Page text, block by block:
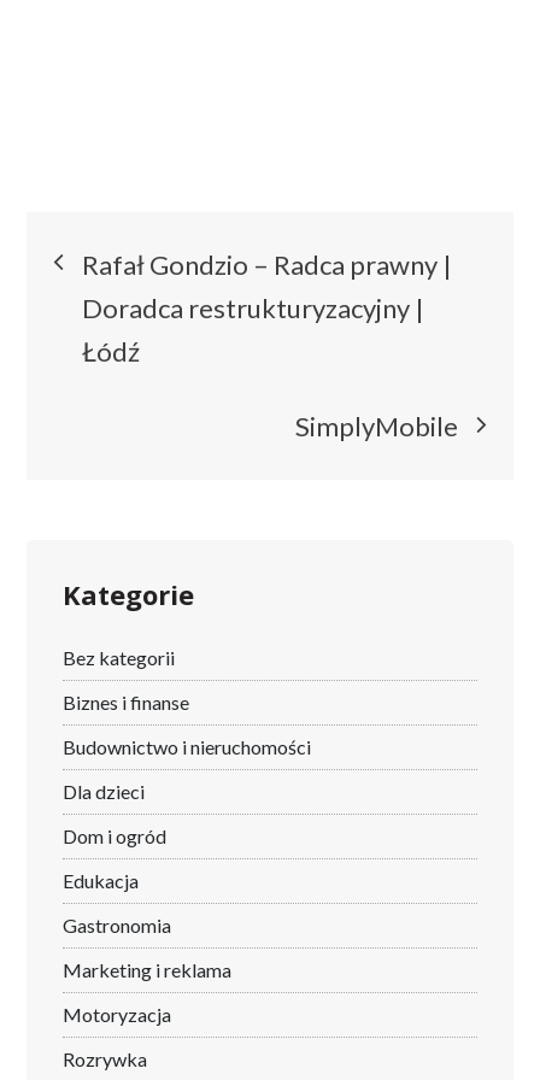
Nawigacja
wpisu
Rafał Gondzio – Radca prawny |
Doradca restrukturyzacyjny |
Łódź
SimplyMobile
Kategorie
Bez kategorii
Biznes i finanse
Budownictwo i nieruchomości
Dla dzieci
Dom i ogród
Edukacja
Gastronomia
Marketing i reklama
Motoryzacja
Rozrywka